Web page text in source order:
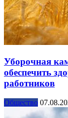
Уборочная
обеспечить
работников
Общество